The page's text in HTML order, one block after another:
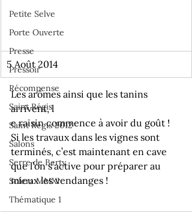
Petite Selve
Porte Ouverte
Presse
Pressoir
Récompense
Saint Régis
Saint Régis 2012
Salons
Serre de Berty
Solera MMXI
Thématique 1
5 Août 2014
Les arômes ainsi que les tanins
arrivent, l
e raisin commence à avoir du goût !
Si les travaux dans les vignes sont
terminés, c’est maintenant en cave
que l’on s’active pour préparer au
mieux les vendanges !